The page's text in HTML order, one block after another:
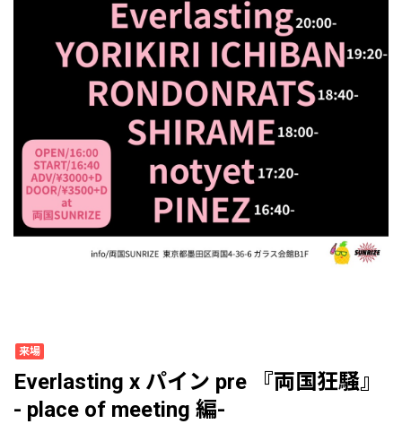
来場
Everlasting x パイン pre 『両国狂騒』
- place of meeting 編-